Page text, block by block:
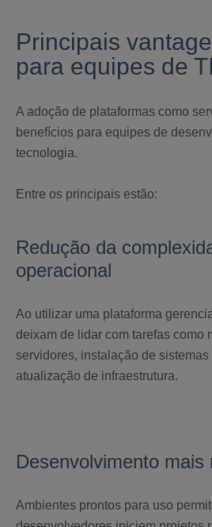
Principais
para equipes de TI
A adoção de plataformas como
benefícios para equipes de
tecnologia.
Entre os principais estão:
Redução da
operacional
Ao utilizar uma plataforma
deixam de lidar com tarefas como
servidores, instalação de
atualização de infraestrutura.
Desenvolvimento mais
Ambientes prontos para uso